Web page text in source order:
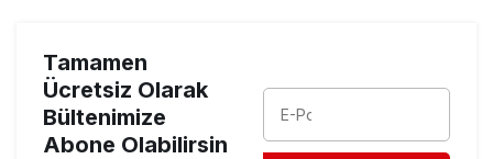
Tamamen
Ücretsiz Olarak
Bültenimize
Abone Olabilirsin